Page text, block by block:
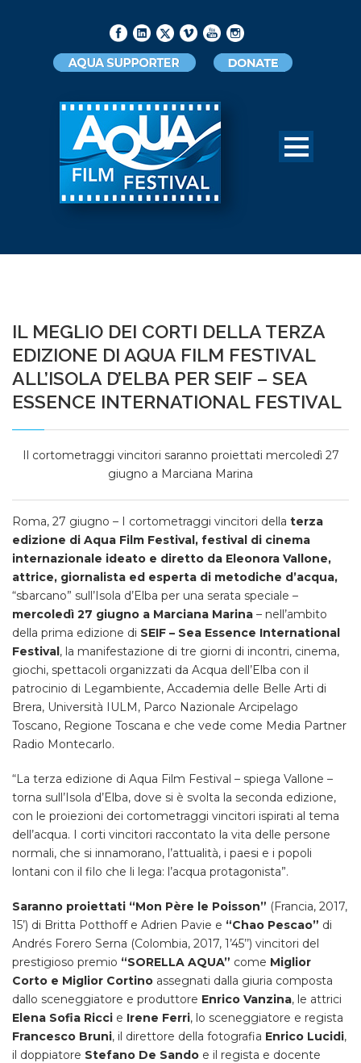
IL MEGLIO DEI CORTI DELLA TERZA
EDIZIONE DI AQUA FILM FESTIVAL
ALL’ISOLA D’ELBA PER SEIF – SEA
ESSENCE INTERNATIONAL FESTIVAL
Il cortometraggi vincitori saranno proiettati mercoledì 27
giugno a Marciana Marina
Roma, 27 giugno – I cortometraggi vincitori della terza
edizione di Aqua Film Festival, festival di cinema
internazionale ideato e diretto da Eleonora Vallone,
attrice, giornalista ed esperta di metodiche d’acqua,
“sbarcano” sull’Isola d’Elba per una serata speciale –
mercoledì 27 giugno a Marciana Marina – nell’ambito
della prima edizione di SEIF – Sea Essence International
Festival, la manifestazione di tre giorni di incontri, cinema,
giochi, spettacoli organizzati da Acqua dell’Elba con il
patrocinio di Legambiente, Accademia delle Belle Arti di
Brera, Università IULM, Parco Nazionale Arcipelago
Toscano, Regione Toscana e che vede come Media Partner
Radio Montecarlo.
“La terza edizione di Aqua Film Festival – spiega Vallone –
torna sull’Isola d’Elba, dove si è svolta la seconda edizione,
con le proiezioni dei cortometraggi vincitori ispirati al tema
dell’acqua. I corti vincitori raccontato la vita delle persone
normali, che si innamorano, l’attualità, i paesi e i popoli
lontani con il filo che li lega: l’acqua protagonista”.
Saranno proiettati “Mon Père le Poisson” (Francia, 2017,
15’) di Britta Potthoff e Adrien Pavie e “Chao Pescao” di
Andrés Forero Serna (Colombia, 2017, 1’45’’) vincitori del
prestigioso premio “SORELLA AQUA” come Miglior
Corto e Miglior Cortino assegnati dalla giuria composta
dallo sceneggiatore e produttore Enrico Vanzina, le attrici
Elena Sofia Ricci e Irene Ferri, lo sceneggiatore e regista
Francesco Bruni, il direttore della fotografia Enrico Lucidi,
il doppiatore Stefano De Sando e il regista e docente